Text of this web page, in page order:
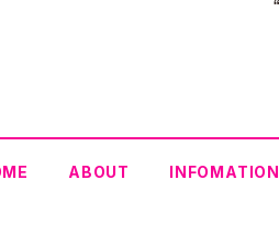
ABOUT INFOMATION